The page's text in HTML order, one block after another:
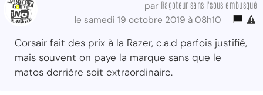
par Ragoteur sans l'sous embusqué
le samedi 19 octobre 2019 à 08h10
Corsair fait des prix à la Razer, c.a.d parfois justifié,
mais souvent on paye la marque sans que le
matos derrière soit extraordinaire.